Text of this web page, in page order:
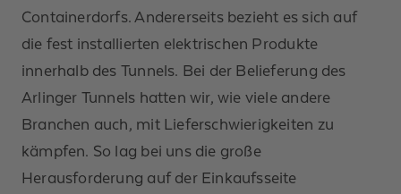
Containerdorfs. Andererseits bezieht es sich auf
die fest installierten elektrischen Produkte
innerhalb des Tunnels. Bei der Belieferung des
Arlinger Tunnels hatten wir, wie viele andere
Branchen auch, mit Lieferschwierigkeiten zu
kämpfen. So lag bei uns die große
Herausforderung auf der Einkaufsseite